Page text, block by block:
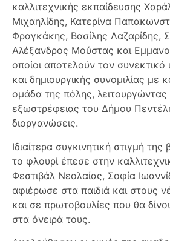
καλλιτεχνικής εκπαίδευσης
Μιχαηλίδης, Κατερίνα
Φραγκάκης, Βασίλης Λαζαρίδης,
Αλέξανδρος Μούστας και
οποίοι αποτελούν τον συνεκτικό
και δημιουργικής συνομιλίας με
ομάδα της πόλης,
εξωστρέφειας του Δήμου
διοργανώσεις.
Ιδιαίτερα συγκινητική στιγμή
το φλουρί έπεσε στην
Φεστιβάλ Νεολαίας, Σοφία
αφιέρωσε στα παιδιά και στους
και σε πρωτοβουλίες που θα
στα όνειρά τους.